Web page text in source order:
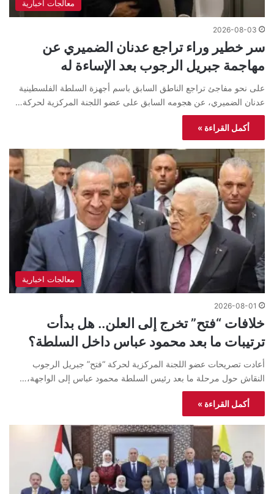
معالجات اخبارية
2026-08-03
سر خطير وراء تراجع عدنان الضميري عن
مهاجمة جبريل الرجوب بعد الإساءة له
على نحو مفاجئ تراجع الناطق السابق باسم أجهزة السلطة الفلسطينية
عدنان الضميري، عن هجومه السابق على عضو اللجنة المركزية لحركة…
أكمل القراءة »
معالجات اخبارية
2026-08-01
خلافات “فتح” تخرج إلى العلن.. هل بدأت
ترتيبات ما بعد محمود عباس داخل السلطة؟
أعادت تصريحات عضو اللجنة المركزية لحركة “فتح” جبريل الرجوب
النقاش حول مرحلة ما بعد رئيس السلطة محمود عباس إلى الواجهة،…
أكمل القراءة »